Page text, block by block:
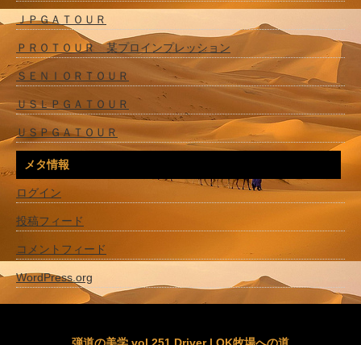
ＪＰＧＡＴＯＵＲ
ＰＲＯＴＯＵＲ 某プロインプレッション
ＳＥＮＩＯＲＴＯＵＲ
ＵＳＬＰＧＡＴＯＵＲ
ＵＳＰＧＡＴＯＵＲ
メタ情報
ログイン
投稿フィード
コメントフィード
WordPress.org